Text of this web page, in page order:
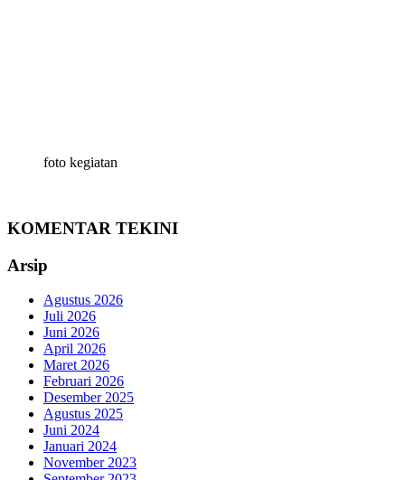
foto kegiatan
KOMENTAR TEKINI
Arsip
Agustus 2026
Juli 2026
Juni 2026
April 2026
Maret 2026
Februari 2026
Desember 2025
Agustus 2025
Juni 2024
Januari 2024
November 2023